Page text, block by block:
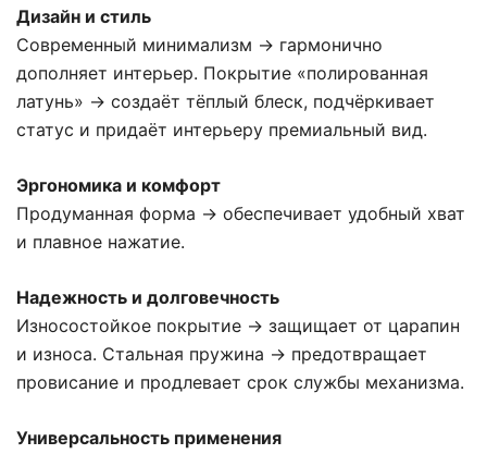
Дизайн и стиль
Современный минимализм → гармонично
дополняет интерьер. Покрытие «полированная
латунь» → создаёт тёплый блеск, подчёркивает
статус и придаёт интерьеру премиальный вид.
Эргономика и комфорт
Продуманная форма → обеспечивает удобный хват
и плавное нажатие.
Надежность и долговечность
Износостойкое покрытие → защищает от царапин
и износа. Стальная пружина → предотвращает
провисание и продлевает срок службы механизма.
Универсальность применения